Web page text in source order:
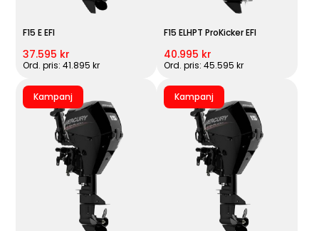
F15 E EFI
37.595 kr
Ord. pris: 41.895 kr
F15 ELHPT ProKicker EFI
40.995 kr
Ord. pris: 45.595 kr
Kampanj Kampanj